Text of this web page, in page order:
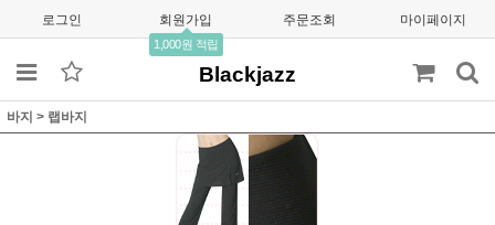
로그인 회원가입
1,000원 적립
주문조회 마이페이지
Blackjazz
바지 > 랩바지